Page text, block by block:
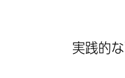
実践的